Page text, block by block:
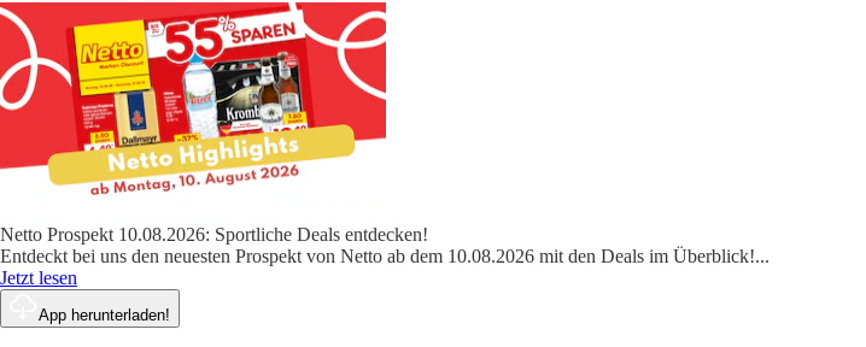
Netto Prospekt 10.08.2026: Sportliche Deals entdecken!
Entdeckt bei uns den neuesten Prospekt von Netto ab dem 10.08.2026 mit den Deals im Überblick!...
Jetzt lesen
App herunterladen!